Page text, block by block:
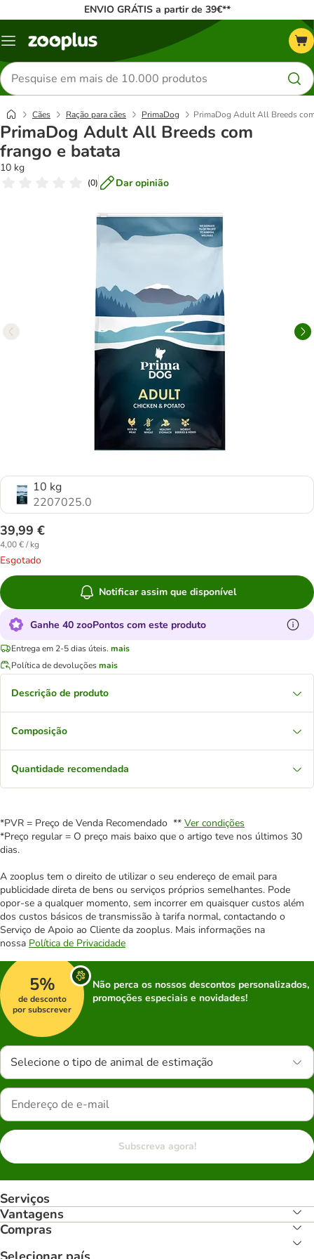
ENVIO GRÁTIS a partir de 39€**
Menu
Pesquisar
produtos
Cães Ração para cães PrimaDog PrimaDog Adult All Breeds
PrimaDog Adult All Breeds com
frango e batata
10 kg
(0) Dar opinião
10 kg
2207025.0
39,99 €
4,00 € / kg
Esgotado
Notificar assim que disponível
Ganhe 40 zooPontos com este produto
Entrega em 2-5 dias úteis. mais
Política de devoluçõesmais
Descrição de produto
Composição
Quantidade recomendada
*PVR = Preço de Venda Recomendado ** Ver condições
*Preço regular = O preço mais baixo que o artigo teve nos últimos 30
dias.
A zooplus tem o direito de utilizar o seu endereço de email para
publicidade direta de bens ou serviços próprios semelhantes. Pode
opor-se a qualquer momento, sem incorrer em quaisquer custos além
dos custos básicos de transmissão à tarifa normal, contactando o
Serviço de Apoio ao Cliente da zooplus. Mais informações na
nossa Política de Privacidade
5%
de desconto
por subscrever
Não perca os nossos descontos personalizados,
promoções especiais e novidades!
Selecione o tipo de animal de estimação
Subscreva agora!
Serviços
Vantagens
Compras